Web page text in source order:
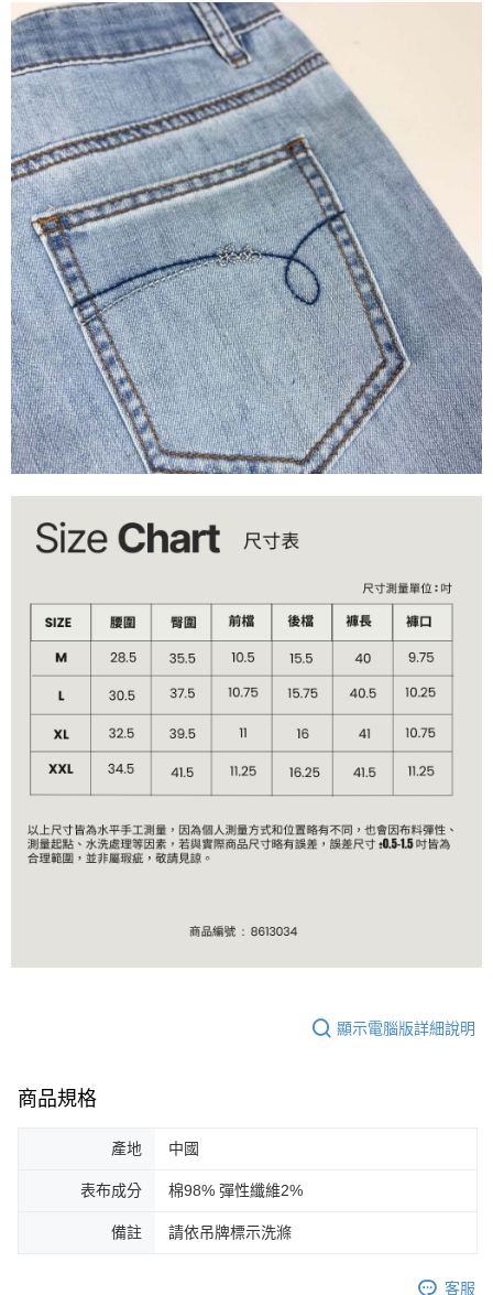
顯示電腦版詳細說明
商品規格
產地 中國
表布成分 棉98% 彈性纖維2%
備註 請依吊牌標示洗滌
客服